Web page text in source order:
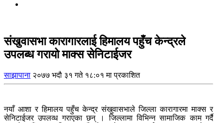
संखुवासभा कारागारलाई हिमालय पहुँच केन्द्रले
उपलब्ध गरायो माक्स सेनिटाईजर
साझापाना २०७७ भदौ ३१ गते १८:०१ मा प्रकाशित
नयाँ आशा र हिमालय पहुँच केन्द्र संखुवासभाले जिल्ला कारागारमा माक्स र
सेनिटाईजर उपलव्ध गराएका छन् । जिल्लामा विभिन्न सामाजिक काम गर्दै